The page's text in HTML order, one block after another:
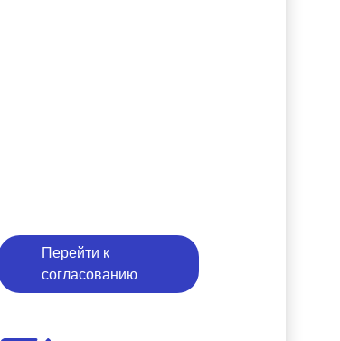
Перейти к
согласованию